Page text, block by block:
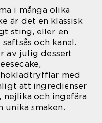
i många olika
är det en klassisk
sting, eller en
och kanel.
av julig dessert
med
att ingredienser
nejlika och ingefära
unika smaken.